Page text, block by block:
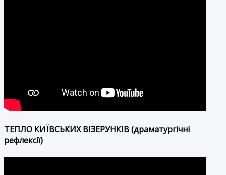
ТЕПЛО КИЇВСЬКИХ ВІЗЕРУНКІВ (драматургічні
рефлексії)